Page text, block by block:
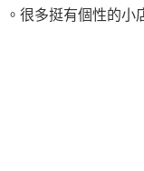
很多挺有個性的小